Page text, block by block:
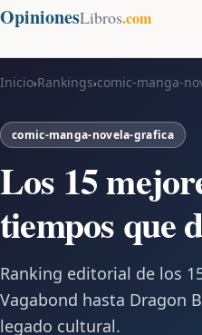
OpinionesLibros.com
Inicio›Rankings›comic-manga-
comic-manga-novela-grafica
Los 15
tiempos que
Ranking editorial de los
Vagabond hasta Dragon
legado cultural.